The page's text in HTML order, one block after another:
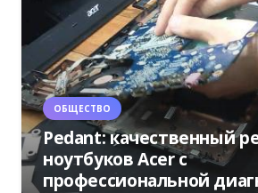
ОБЩЕСТВО
Pedant: качественный
ноутбуков Acer с
профессиональной